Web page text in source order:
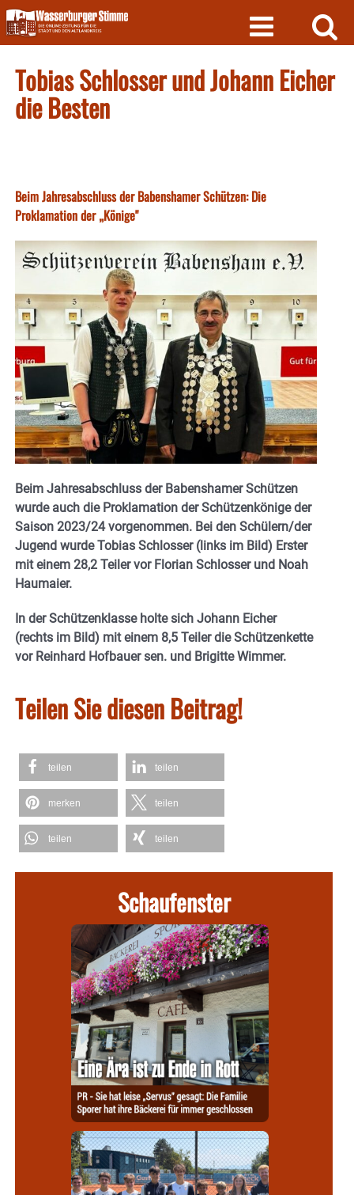
Skip
to
content
Tobias Schlosser und Johann Eicher
die Besten
Beim Jahresabschluss der Babenshamer Schützen: Die
Proklamation der „Könige"
Beim Jahresabschluss der Babenshamer Schützen
wurde auch die Proklamation der Schützenkönige der
Saison 2023/24 vorgenommen. Bei den Schülern/der
Jugend wurde Tobias Schlosser (links im Bild) Erster
mit einem 28,2 Teiler vor Florian Schlosser und Noah
Haumaier.
In der Schützenklasse holte sich Johann Eicher
(rechts im Bild) mit einem 8,5 Teiler die Schützenkette
vor Reinhard Hofbauer sen. und Brigitte Wimmer.
Teilen Sie diesen Beitrag!
teilen teilen
merken teilen
teilen teilen
Schaufenster